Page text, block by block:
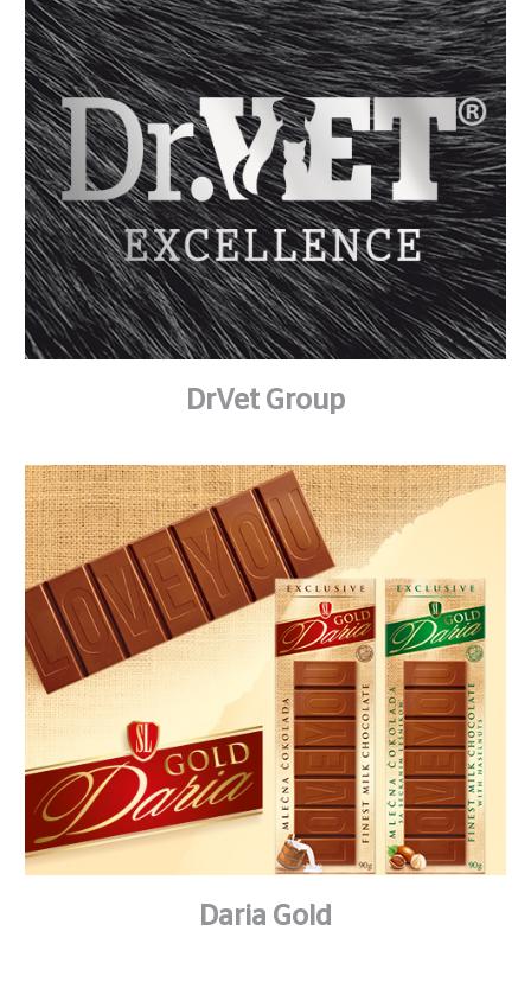
DrVet Group
Daria Gold